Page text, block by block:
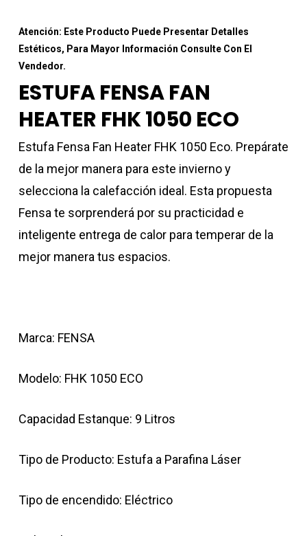
Atención: Este Producto Puede Presentar Detalles
Estéticos, Para Mayor Información Consulte Con El
Vendedor.
ESTUFA FENSA FAN
HEATER FHK 1050 ECO
Estufa Fensa Fan Heater FHK 1050 Eco. Prepárate
de la mejor manera para este invierno y
selecciona la calefacción ideal. Esta propuesta
Fensa te sorprenderá por su practicidad e
inteligente entrega de calor para temperar de la
mejor manera tus espacios.
Marca: FENSA
Modelo: FHK 1050 ECO
Capacidad Estanque: 9 Litros
Tipo de Producto: Estufa a Parafina Láser
Tipo de encendido: Eléctrico